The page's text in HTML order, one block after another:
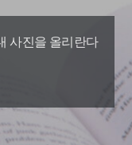
사진을 올리란다